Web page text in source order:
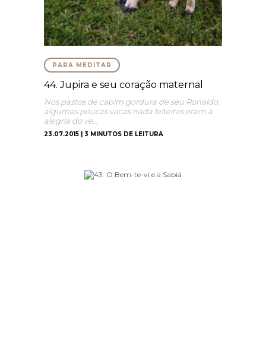
PARA MEDITAR
44. Jupira e seu coração maternal
Nos pastos de capim gordura de seu Ronaldo,
algumas poucas vacas nada leiteiras eram a
alegria do ve…
23.07.2015 | 3 MINUTOS DE LEITURA